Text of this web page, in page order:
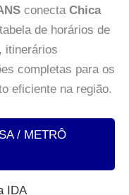
conecta Chica
de horários de
itinerários
completas para os
eficiente na região.
/ METRÔ
IDA